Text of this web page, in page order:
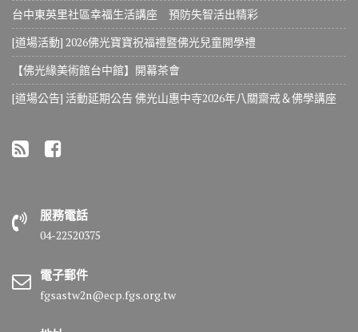
台中東英里社區幸福生活講座 預防失智活出精彩
[道場活動] 2026佛光寶寶祝福禮暨佛光兒童開學禮
【佛光緣美術館台中館】開幕茶會
[道場公告] 活動延期公告 佛光山惠中寺2026年八關齋戒＆佛學講座
服務電話
04-22520375
電子郵件
fgsastw2n@ecp.fgs.org.tw